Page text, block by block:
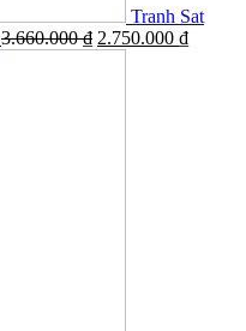
Tranh Sat
3.660.000₫ 2.750.000 ₫